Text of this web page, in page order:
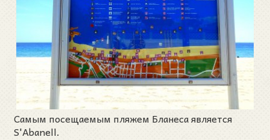
Самым посещаемым пляжем Бланеса является
S'Аbanell.